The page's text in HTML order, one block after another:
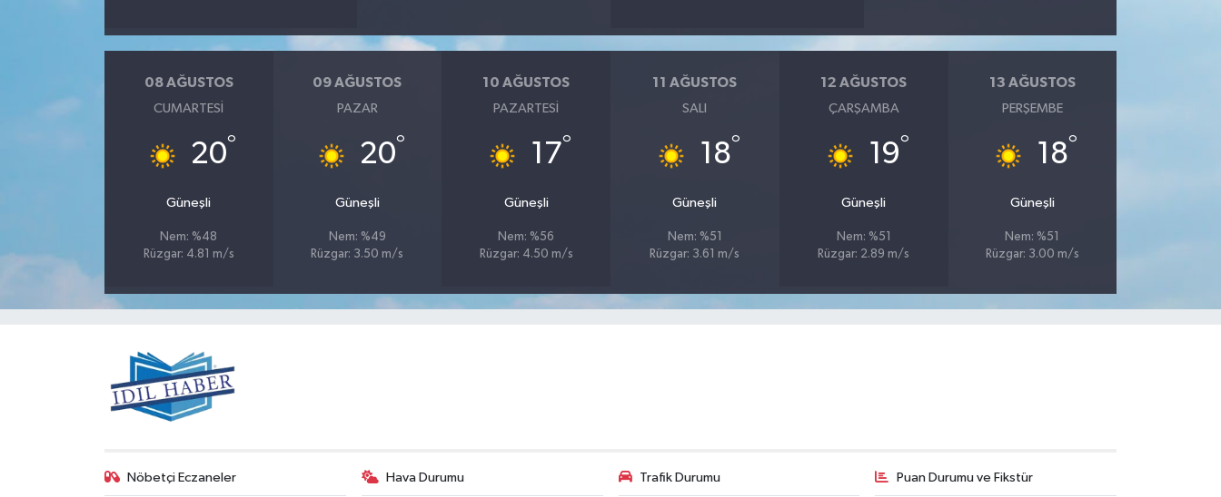
08 AĞUSTOS
CUMARTESI
20°
Güneşli
Nem: %48
Rüzgar: 4.81 m/s
09 AĞUSTOS
PAZAR
20°
Güneşli
Nem: %49
Rüzgar: 3.50 m/s
10 AĞUSTOS
PAZARTESI
17°
Güneşli
Nem: %56
Rüzgar: 4.50 m/s
11 AĞUSTOS
SALI
18°
Güneşli
Nem: %51
Rüzgar: 3.61 m/s
12 AĞUSTOS
ÇARŞAMBA
19°
Güneşli
Nem: %51
Rüzgar: 2.89 m/s
13 AĞUSTOS
PERŞEMBE
18°
Güneşli
Nem: %51
Rüzgar: 3.00 m/s
Nöbetçi Eczaneler Hava Durumu Trafik Durumu Puan Durumu ve Fikstür